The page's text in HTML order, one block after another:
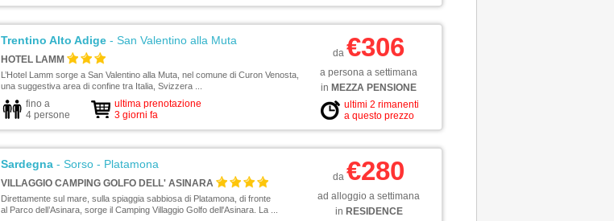
da €306
a persona a settimana
in MEZZA PENSIONE
ultimi 2 rimanenti
a questo prezzo
Trentino Alto Adige- San Valentino alla Muta
HOTEL LAMM
L’Hotel Lamm sorge a San Valentino alla Muta, nel comune di Curon Venosta,
una suggestiva area di confine tra Italia, Svizzera ...
fino a
4 persone
ultima prenotazione
3 giorni fa
da €280
ad alloggio a settimana
in RESIDENCE
Sardegna- Sorso - Platamona
VILLAGGIO CAMPING GOLFO DELL' ASINARA
Direttamente sul mare, sulla spiaggia sabbiosa di Platamona, di fronte
al Parco dell’Asinara, sorge il Camping Villaggio Golfo dell'Asinara. La ...